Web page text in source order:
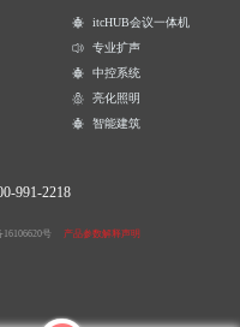
itcHUB会议一体机
专业扩声
中控系统
亮化照明
智能建筑
991-2218
16106620号 产品参数解释声明